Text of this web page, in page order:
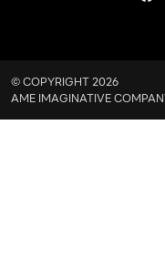
© COPYRIGHT 2026
AME IMAGINATIVE